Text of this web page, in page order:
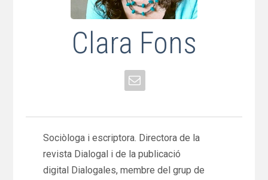
Clara Fons
Sociòloga i escriptora. Directora de la
revista Dialogal i de la publicació
digital Dialogales, membre del grup de